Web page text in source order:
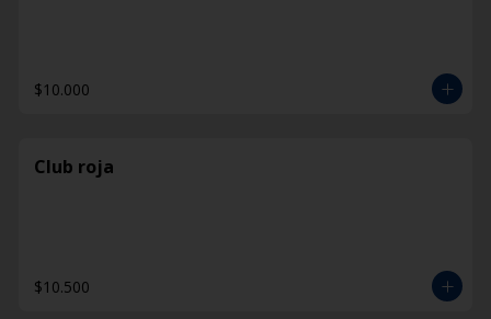
$10.000
Club roja
$10.500